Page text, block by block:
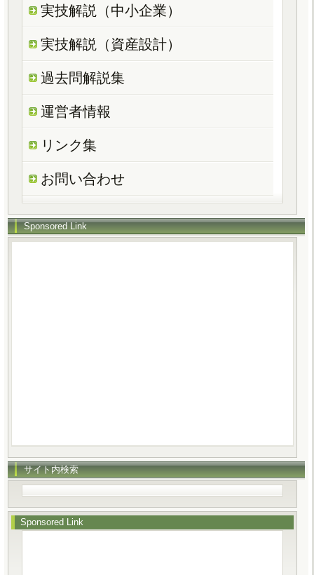
実技解説（中小企業）
実技解説（資産設計）
過去問解説集
運営者情報
リンク集
お問い合わせ
Sponsored Link
サイト内検索
Sponsored Link